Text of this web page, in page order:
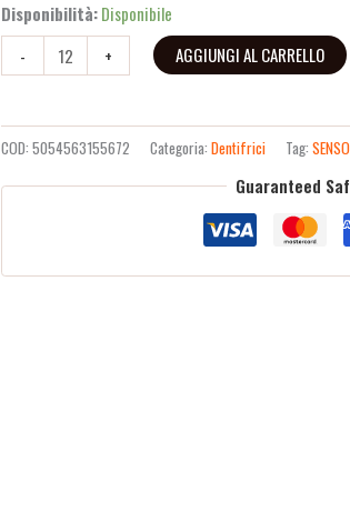
Disponibilità:Disponibile
-
+ AGGIUNGI AL CARRELLO
COD:5054563155672 Categoria:Dentifrici Tag:
Guaranteed